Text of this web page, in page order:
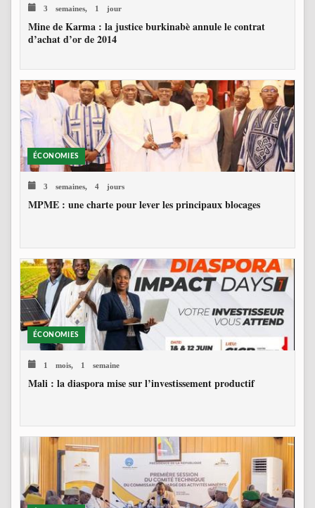
3 semaines, 1 jour
Mine de Karma : la justice burkinabè annule le contrat
d’achat d’or de 2014
ÉCONOMIES
3 semaines, 4 jours
MPME : une charte pour lever les principaux blocages
ÉCONOMIES
1 mois, 1 semaine
Mali : la diaspora mise sur l’investissement productif